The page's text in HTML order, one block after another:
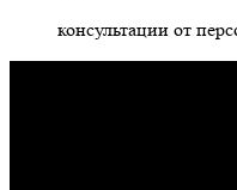
консультации от